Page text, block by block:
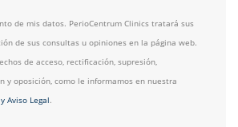
de mis datos. PerioCentrum Clinics tratará sus
de sus consultas u opiniones en la página web.
de acceso, rectificación, supresión,
y oposición, como le informamos en nuestra
Aviso Legal.